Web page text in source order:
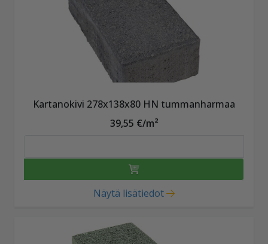
Kartanokivi 278x138x80 HN tummanharmaa
39,55 €/m²
Näytä lisätiedot